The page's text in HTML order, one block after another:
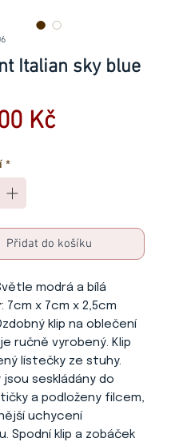
Italian sky blue
KčCena
*
Přidat do košíku
modrá a bílá
: 7cm x 7cm x 2,5cm
klip na oblečení
ručně vyrobený. Klip
lístečky ze stuhy.
jsou seskládány do
a podloženy filcem,
uchycení
Spodní klip a zobáček